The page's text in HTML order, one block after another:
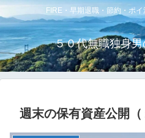
FIRE・早期退職・節約・ポ
５０代無職独身
週末の保有資産公開（